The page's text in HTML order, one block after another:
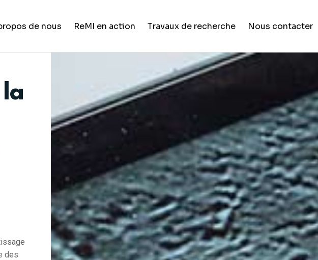
de nous ReMI en action
Formation et développement de
carrière
Opportunités de carrière
Nouvelles et mises à jour
Travaux de recherche Nous contacter
des